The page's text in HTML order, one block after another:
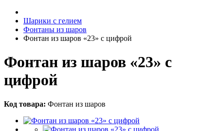
Шарики с гелием
Фонтаны из шаров
Фонтан из шаров «23» с цифрой
Фонтан из шаров «23» с
цифрой
Код товара: Фонтан из шаров